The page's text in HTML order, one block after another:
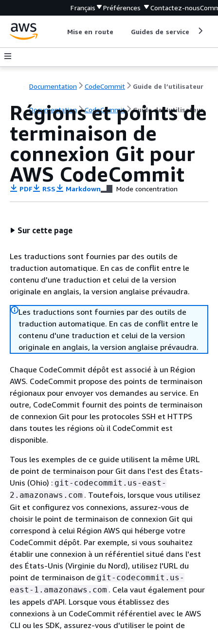
Français Préférences Contactez-nous
Mise en route Guides de service
Documentation CodeCommit Guide de l’utilisateur
Documentation CodeCommit Guide de l’utilisateur
Régions et points de
terminaison de
connexion Git pour
AWS CodeCommit
PDF RSS Markdown Mode concentration
Sur cette page
Les traductions sont fournies par des outils de
traduction automatique. En cas de conflit entre le
contenu d'une traduction et celui de la version
originale en anglais, la version anglaise prévaudra.
Les traductions sont fournies par des outils de
traduction automatique. En cas de conflit entre le
contenu d'une traduction et celui de la version
originale en anglais, la version anglaise prévaudra.
Chaque CodeCommit dépôt est associé à un Région
AWS. CodeCommit propose des points de terminaison
régionaux pour envoyer vos demandes au service. En
outre, CodeCommit fournit des points de terminaison
de connexion Git pour les protocoles SSH et HTTPS
dans toutes les régions où il CodeCommit est
disponible.
Tous les exemples de ce guide utilisent la même URL
de point de terminaison pour Git dans l'est des États-
Unis (Ohio) : git-codecommit.us-east-
2.amazonaws.com . Toutefois, lorsque vous utilisez
Git et configurez vos connexions, assurez-vous de
choisir le point de terminaison de connexion Git qui
correspond à celui Région AWS qui héberge votre
CodeCommit dépôt. Par exemple, si vous souhaitez
établir une connexion à un référentiel situé dans l'est
des États-Unis (Virginie du Nord), utilisez l'URL du
point de terminaison de git-codecommit.us-
east-1.amazonaws.com . Cela vaut également pour
les appels d'API. Lorsque vous établissez des
connexions à un CodeCommit référentiel avec le AWS
CLI ou les SDK, assurez-vous d'utiliser le point de